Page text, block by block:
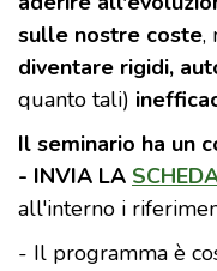
sulle nostre coste,
diventare rigidi,
quanto tali)
Il seminario ha un
- INVIA LA
all'interno i
- Il programma è